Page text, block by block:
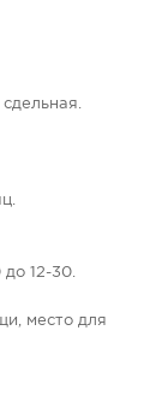
до 12-30.
место для